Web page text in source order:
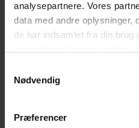
analysepartnere. Vores
data med andre oplysninger,
de har indsamlet fra din brug
Nødvendig
Præferencer